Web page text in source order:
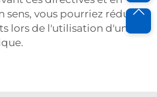
sens, vous pourriez réduire
lors de l'utilisation d'une